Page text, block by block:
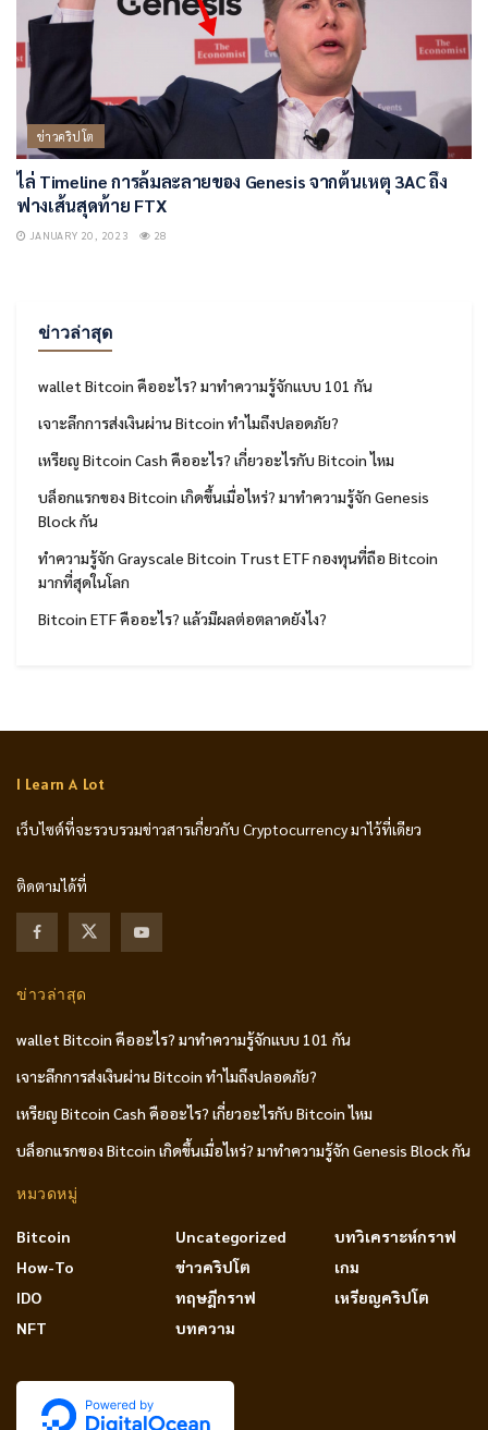
ข่าวคริปโต
ไล่ Timeline การล้มละลายของ Genesis จากต้นเหตุ 3AC ถึง
ฟางเส้นสุดท้าย FTX
JANUARY 20, 2023 28
ข่าวล่าสุด
wallet Bitcoin คืออะไร? มาทำความรู้จักแบบ 101 กัน
เจาะลึกการส่งเงินผ่าน Bitcoin ทำไมถึงปลอดภัย?
เหรียญ Bitcoin Cash คืออะไร? เกี่ยวอะไรกับ Bitcoin ไหม
บล็อกแรกของ Bitcoin เกิดขึ้นเมื่อไหร่? มาทำความรู้จัก Genesis
Block กัน
ทำความรู้จัก Grayscale Bitcoin Trust ETF กองทุนที่ถือ Bitcoin
มากที่สุดในโลก
Bitcoin ETF คืออะไร? แล้วมีผลต่อตลาดยังไง?
I Learn A Lot
เว็บไซต์ที่จะรวบรวมข่าวสารเกี่ยวกับ Cryptocurrency มาไว้ที่เดียว
ติดตามได้ที่
ข่าวล่าสุด
wallet Bitcoin คืออะไร? มาทำความรู้จักแบบ 101 กัน
เจาะลึกการส่งเงินผ่าน Bitcoin ทำไมถึงปลอดภัย?
เหรียญ Bitcoin Cash คืออะไร? เกี่ยวอะไรกับ Bitcoin ไหม
บล็อกแรกของ Bitcoin เกิดขึ้นเมื่อไหร่? มาทำความรู้จัก Genesis Block กัน
หมวดหมู่
Bitcoin
How-To
IDO
NFT
Uncategorized
ข่าวคริปโต
ทฤษฎีกราฟ
บทความ
บทวิเคราะห์กราฟ
เกม
เหรียญคริปโต